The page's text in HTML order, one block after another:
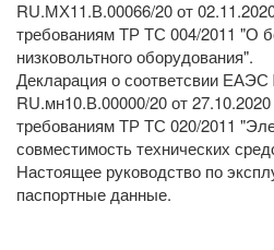
RU.МХ11.В.00066/20 от
требованиям ТР ТС 004/2011 "О
низковольтного оборудования".
Декларация о соответсвии
RU.мн10.В.00000/20 от
требованиям ТР ТС 020/2011
совместимость технических
Настоящее руководство по
паспортные данные.